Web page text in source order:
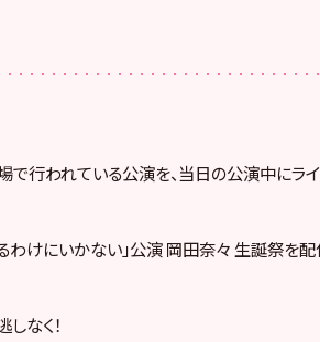
行われている公演を、当日の公演中にラ
けにいかない」公演 岡田奈々 生誕祭を配
なく！